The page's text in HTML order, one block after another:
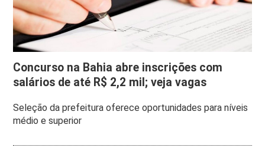
Concurso na Bahia abre inscrições com
salários de até R$ 2,2 mil; veja vagas
Seleção da prefeitura oferece oportunidades para níveis
médio e superior